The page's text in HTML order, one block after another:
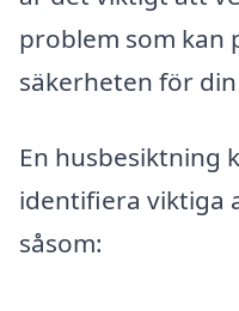
problem som kan
säkerheten för
En husbesiktning
identifiera viktiga
såsom: